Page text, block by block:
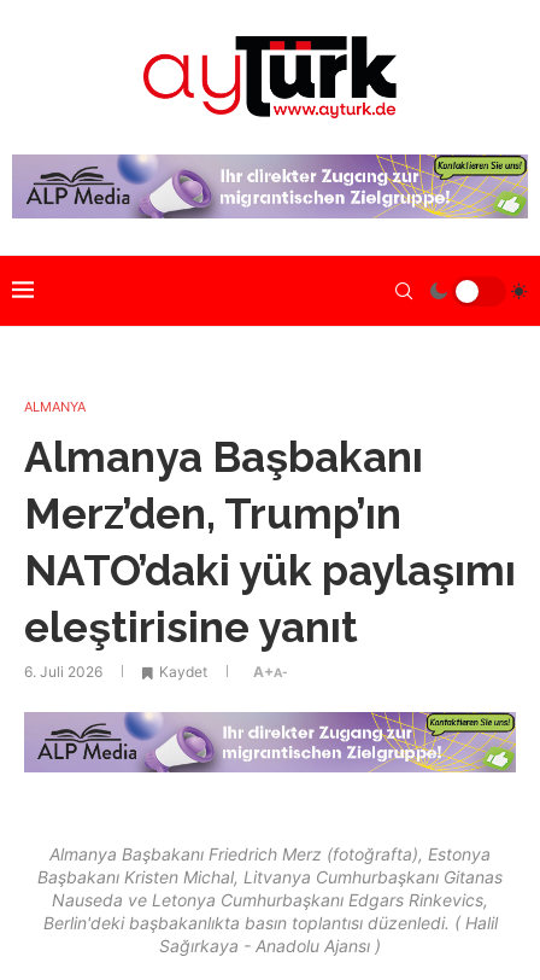
ALMANYA
Almanya Başbakanı
Merz’den, Trump’ın
NATO’daki yük paylaşımı
eleştirisine yanıt
6. Juli 2026 Kaydet A+A-
Almanya Başbakanı Friedrich Merz (fotoğrafta), Estonya
Başbakanı Kristen Michal, Litvanya Cumhurbaşkanı Gitanas
Nauseda ve Letonya Cumhurbaşkanı Edgars Rinkevics,
Berlin'deki başbakanlıkta basın toplantısı düzenledi. ( Halil
Sağırkaya - Anadolu Ajansı )